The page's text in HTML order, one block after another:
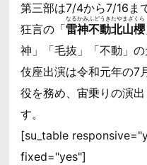
第三部は7/4から7/16ま
狂言の「雷神不動北山櫻
なるかみふどうきたやまざくら
神」「毛抜」「不動」
伎座出演は令和元年の7
役を務め、宙乗りの演
す。
[su_table
fixed="yes"]